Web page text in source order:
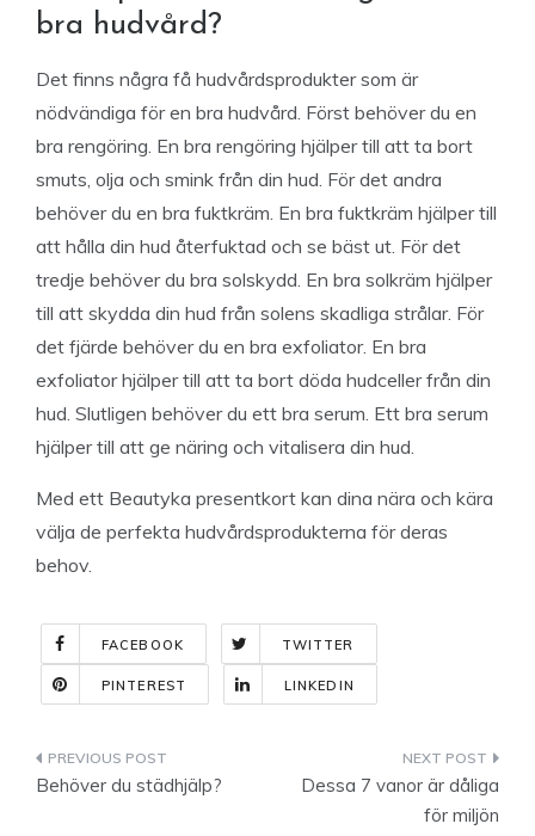
bra hudvård?
Det finns några få hudvårdsprodukter som är
nödvändiga för en bra hudvård. Först behöver du en
bra rengöring. En bra rengöring hjälper till att ta bort
smuts, olja och smink från din hud. För det andra
behöver du en bra fuktkräm. En bra fuktkräm hjälper till
att hålla din hud återfuktad och se bäst ut. För det
tredje behöver du bra solskydd. En bra solkräm hjälper
till att skydda din hud från solens skadliga strålar. För
det fjärde behöver du en bra exfoliator. En bra
exfoliator hjälper till att ta bort döda hudceller från din
hud. Slutligen behöver du ett bra serum. Ett bra serum
hjälper till att ge näring och vitalisera din hud.
Med ett Beautyka presentkort kan dina nära och kära
välja de perfekta hudvårdsprodukterna för deras
behov.
FACEBOOK TWITTER
PINTEREST LINKEDIN
Indlægsnavigation
Behöver du städhjälp?
Dessa 7 vanor är dåliga
för miljön